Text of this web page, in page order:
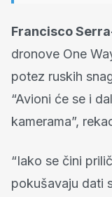
Francisco
dronove One
potez ruskih
“Avioni će se i
kamerama”,
“Iako se čini
pokušavaju dati